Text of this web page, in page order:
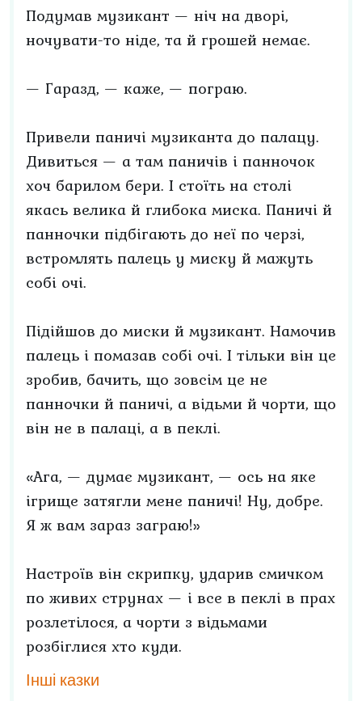
Подумав музикант — ніч на дворі,
ночувати-то ніде, та й грошей немає.
— Гаразд, — каже, — пограю.
Привели паничі музиканта до палацу.
Дивиться — а там паничів і панночок
хоч барилом бери. І стоїть на столі
якась велика й глибока миска. Паничі й
панночки підбігають до неї по черзі,
встромлять палець у миску й мажуть
собі очі.
Підійшов до миски й музикант. Намочив
палець і помазав собі очі. І тільки він це
зробив, бачить, що зовсім це не
панночки й паничі, а відьми й чорти, що
він не в палаці, а в пеклі.
«Ага, — думає музикант, — ось на яке
ігрище затягли мене паничі! Ну, добре.
Я ж вам зараз заграю!»
Настроїв він скрипку, ударив смичком
по живих струнах — і все в пеклі в прах
розлетілося, а чорти з відьмами
розбіглися хто куди.
Інші казки